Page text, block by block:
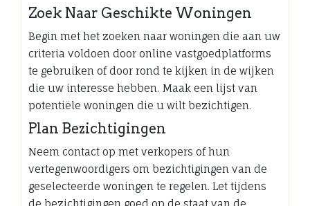
Zoek Naar Geschikte Woningen
Begin met het zoeken naar woningen die aan uw
criteria voldoen door online vastgoedplatforms
te gebruiken of door rond te kijken in de wijken
die uw interesse hebben. Maak een lijst van
potentiële woningen die u wilt bezichtigen.
Plan Bezichtigingen
Neem contact op met verkopers of hun
vertegenwoordigers om bezichtigingen van de
geselecteerde woningen te regelen. Let tijdens
de bezichtigingen goed op de staat van de